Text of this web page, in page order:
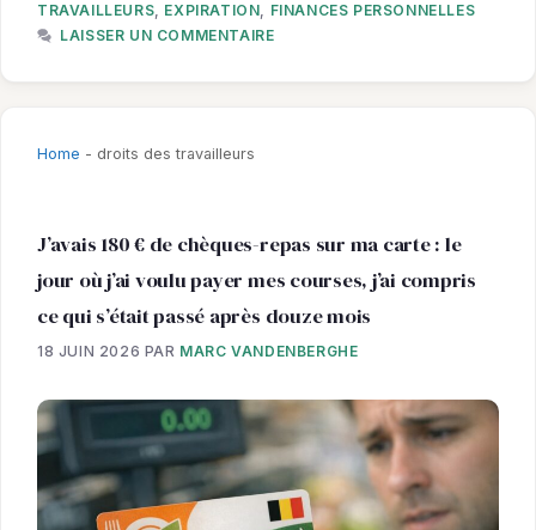
TRAVAILLEURS, EXPIRATION, FINANCES PERSONNELLES
LAISSER UN COMMENTAIRE
Home - droits des travailleurs
J’avais 180 € de chèques-repas sur ma carte : le
jour où j’ai voulu payer mes courses, j’ai compris
ce qui s’était passé après douze mois
18 JUIN 2026 PAR MARC VANDENBERGHE